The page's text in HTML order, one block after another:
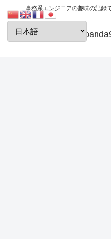
事務系エンジニアの趣味の記録